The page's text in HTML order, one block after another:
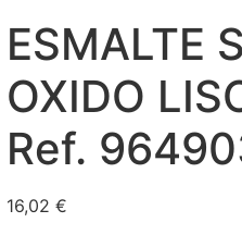
ESMALTE
OXIDO
Ref.
16,02 €